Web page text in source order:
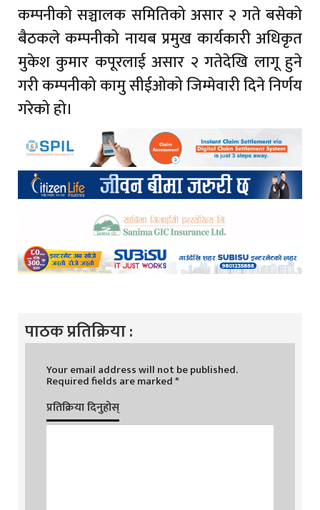
कम्पनीको सञ्चालक समितिको असार २ गते बसेको
बैठकले कम्पनीको नायब प्रमुख कार्यकारी अधिकृत
मुकेश कुमार कपूरलाई असार २ गतेदेखि लागू हुने
गरी कम्पनीको कामु सीईओको जिम्मेवारी दिने निर्णय
गरेको हो।
पाठक प्रतिक्रिया :
Your email address will not be published.
Required fields are marked*
प्रतिक्रिया दिनुहोस्